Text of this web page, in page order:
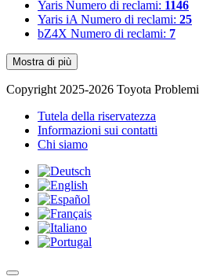
Yaris Numero di reclami: 1146
Yaris iA Numero di reclami: 25
bZ4X Numero di reclami: 7
Mostra di più
Copyright 2025-2026 Toyota Problemi
Tutela della riservatezza
Informazioni sui contatti
Chi siamo